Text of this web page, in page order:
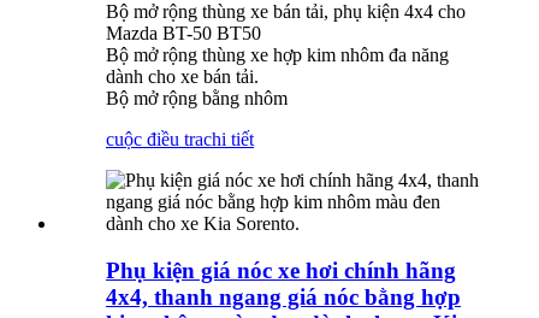
Bộ mở rộng thùng xe bán tải, phụ kiện 4x4 cho
Mazda BT-50 BT50
Bộ mở rộng thùng xe hợp kim nhôm đa ​​năng
dành cho xe bán tải.
Bộ mở rộng bằng nhôm
cuộc điều trachi tiết
Phụ kiện giá nóc xe hơi chính hãng
4x4, thanh ngang giá nóc bằng hợp